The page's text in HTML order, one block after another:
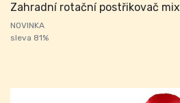
Zahradní rotační postřikovač mix
NOVINKA
sleva 81%